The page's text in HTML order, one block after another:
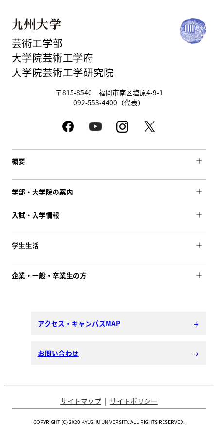
芸術工学部
大学院芸術工学府
大学院芸術工学研究院
〒815-8540 福岡市南区塩原4-9-1
092-553-4400（代表）
概要
学部・大学院の案内
入試・入学情報
学生生活
企業・一般・卒業生の方
アクセス・キャンパスMAP arrow_forward
お問い合わせ arrow_forward
サイトマップ サイトポリシー
COPYRIGHT (C) 2020 KYUSHU UNIVERSITY. ALL RIGHTS RESERVED.